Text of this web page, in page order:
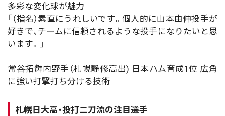
多彩な変化球が魅力
「（指名）素直にうれしいです。個人的に山本由伸投手が
好きで、チームに信頼されるような投手になりたいと思
います。」
常谷拓輝内野手（札幌静修高出) 日本ハム育成1位 広角
に強い打撃打ち分ける技術
札幌日大高・投打二刀流の注目選手